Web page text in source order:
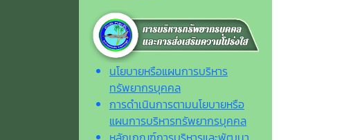
นโยบายหรือแผนการบริหาร
ทรัพยากรบุคคล
การดำเนินการตามนโยบายหรือ
แผนการบริหารทรัพยากรบุคคล